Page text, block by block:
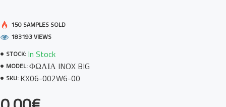
STOCK: In Stock
MODEL:ΦΩΛΙΑ INOX BIG
SKU: KX06-002W6-00
150 SAMPLES SOLD
183193 VIEWS